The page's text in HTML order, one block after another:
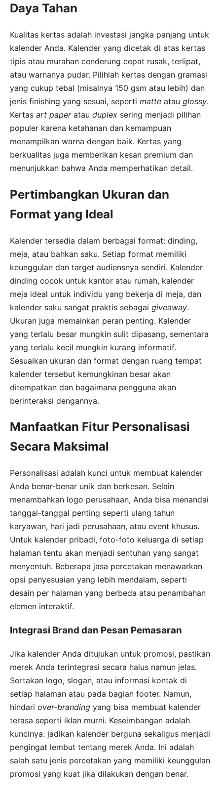
Daya Tahan
Kualitas kertas adalah investasi jangka panjang untuk
kalender Anda. Kalender yang dicetak di atas kertas
tipis atau murahan cenderung cepat rusak, terlipat,
atau warnanya pudar. Pilihlah kertas dengan gramasi
yang cukup tebal (misalnya 150 gsm atau lebih) dan
jenis finishing yang sesuai, seperti matte atau glossy.
Kertas art paperatau duplex sering menjadi pilihan
populer karena ketahanan dan kemampuan
menampilkan warna dengan baik. Kertas yang
berkualitas juga memberikan kesan premium dan
menunjukkan bahwa Anda memperhatikan detail.
Pertimbangkan Ukuran dan
Format yang Ideal
Kalender tersedia dalam berbagai format: dinding,
meja, atau bahkan saku. Setiap format memiliki
keunggulan dan target audiensnya sendiri. Kalender
dinding cocok untuk kantor atau rumah, kalender
meja ideal untuk individu yang bekerja di meja, dan
kalender saku sangat praktis sebagai giveaway.
Ukuran juga memainkan peran penting. Kalender
yang terlalu besar mungkin sulit dipasang, sementara
yang terlalu kecil mungkin kurang informatif.
Sesuaikan ukuran dan format dengan ruang tempat
kalender tersebut kemungkinan besar akan
ditempatkan dan bagaimana pengguna akan
berinteraksi dengannya.
Manfaatkan Fitur Personalisasi
Secara Maksimal
Personalisasi adalah kunci untuk membuat kalender
Anda benar-benar unik dan berkesan. Selain
menambahkan logo perusahaan, Anda bisa menandai
tanggal-tanggal penting seperti ulang tahun
karyawan, hari jadi perusahaan, atau event khusus.
Untuk kalender pribadi, foto-foto keluarga di setiap
halaman tentu akan menjadi sentuhan yang sangat
menyentuh. Beberapa jasa percetakan menawarkan
opsi penyesuaian yang lebih mendalam, seperti
desain per halaman yang berbeda atau penambahan
elemen interaktif.
Integrasi Brand dan Pesan Pemasaran
Jika kalender Anda ditujukan untuk promosi, pastikan
merek Anda terintegrasi secara halus namun jelas.
Sertakan logo, slogan, atau informasi kontak di
setiap halaman atau pada bagian footer. Namun,
hindari over-branding yang bisa membuat kalender
terasa seperti iklan murni. Keseimbangan adalah
kuncinya: jadikan kalender berguna sekaligus menjadi
pengingat lembut tentang merek Anda. Ini adalah
salah satu jenis percetakan yang memiliki keunggulan
promosi yang kuat jika dilakukan dengan benar.